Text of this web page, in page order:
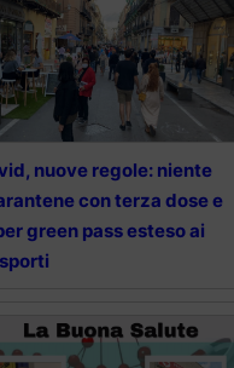
nuove regole: niente
con terza dose e
green pass esteso ai